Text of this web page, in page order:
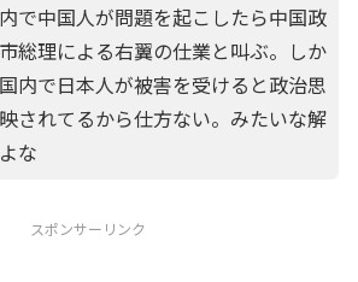
で中国人が問題を起こしたら中国政
総理による右翼の仕業と叫ぶ。しか
内で日本人が被害を受けると政治思
されてるから仕方ない。みたいな解
な
スポンサーリンク